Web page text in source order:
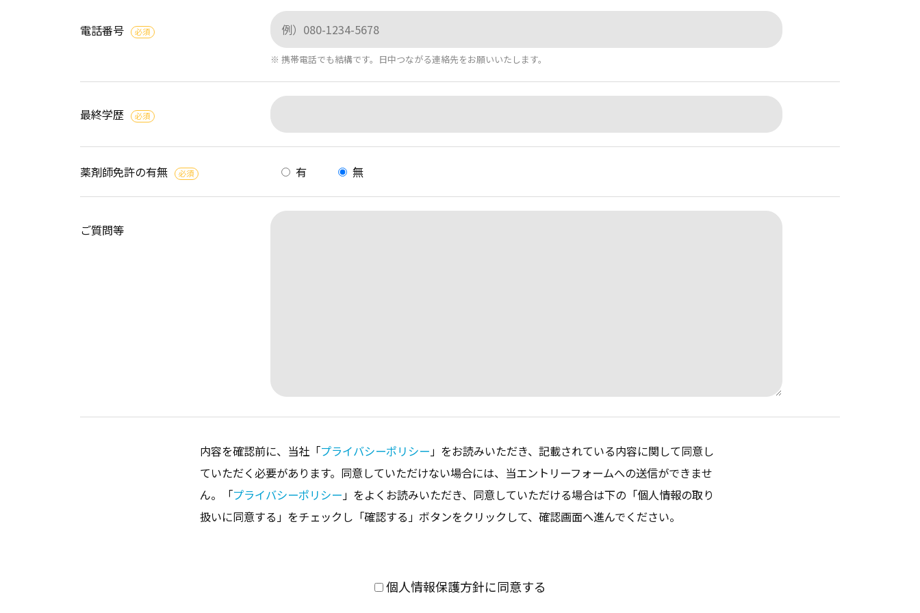
電話番号 必須
※ 携帯電話でも結構です。日中つながる連絡先をお願いいたします。
最終学歴 必須
薬剤師免許の有無 必須 有 無
ご質問等
内容を確認前に、当社「プライバシーポリシー 」をお読みいただき、記載されている内容に関して同意し
ていただく必要があります。同意していただけない場合には、当エントリーフォームへの送信ができませ
ん。「プライバシーポリシー 」をよくお読みいただき、同意していただける場合は下の「個人情報の取り
扱いに同意する」をチェックし「確認する」ボタンをクリックして、確認画面へ進んでください。
個人情報保護方針に同意する